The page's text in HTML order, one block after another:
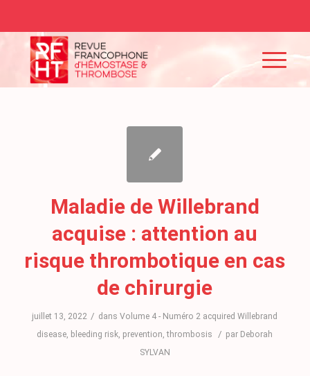
Maladie de Willebrand
acquise : attention au
risque thrombotique en cas
de chirurgie
juillet 13, 2022 / dansVolume 4 - Numéro 2 acquired Willebrand
disease, bleeding risk, prevention,thrombosis / par Deborah
SYLVAN